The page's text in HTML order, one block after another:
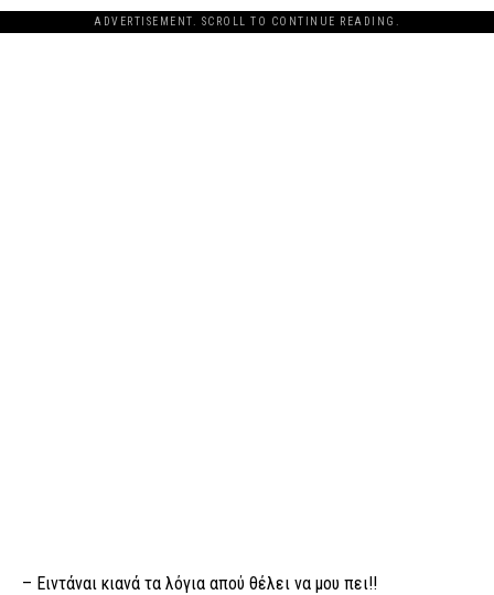
ADVERTISEMENT. SCROLL TO CONTINUE READING.
– Ειντάναι κιανά τα λόγια απού θέλει να μου πει!!